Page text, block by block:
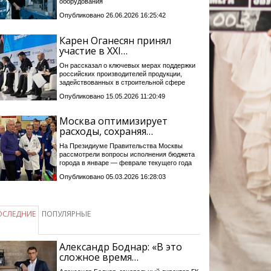
Опубликовано 26.06.2026 16:25:42
Карен Оганесян принял
участие в XXI…
Он рассказал о ключевых мерах поддержки
российских производителей продукции,
задействованных в строительной сфере
Опубликовано 15.05.2026 11:20:49
Москва оптимизирует
расходы, сохраняя…
На Президиуме Правительства Москвы
рассмотрели вопросы исполнения бюджета
города в январе — феврале текущего года
Опубликовано 05.03.2026 16:28:03
ПОПУЛЯРНЫЕ
Александр Боднар: «В это
сложное время…